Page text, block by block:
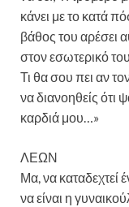
κάνει με το κατά
βάθος του αρέσει
στον εσωτερικό
Τι θα σου πει αν
να διανοηθείς
καρδιά μου…»
ΛΕΩΝ
Μα, να καταδεχτεί
να είναι η